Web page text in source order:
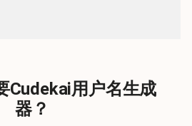
Cudekai用户名生成
器？